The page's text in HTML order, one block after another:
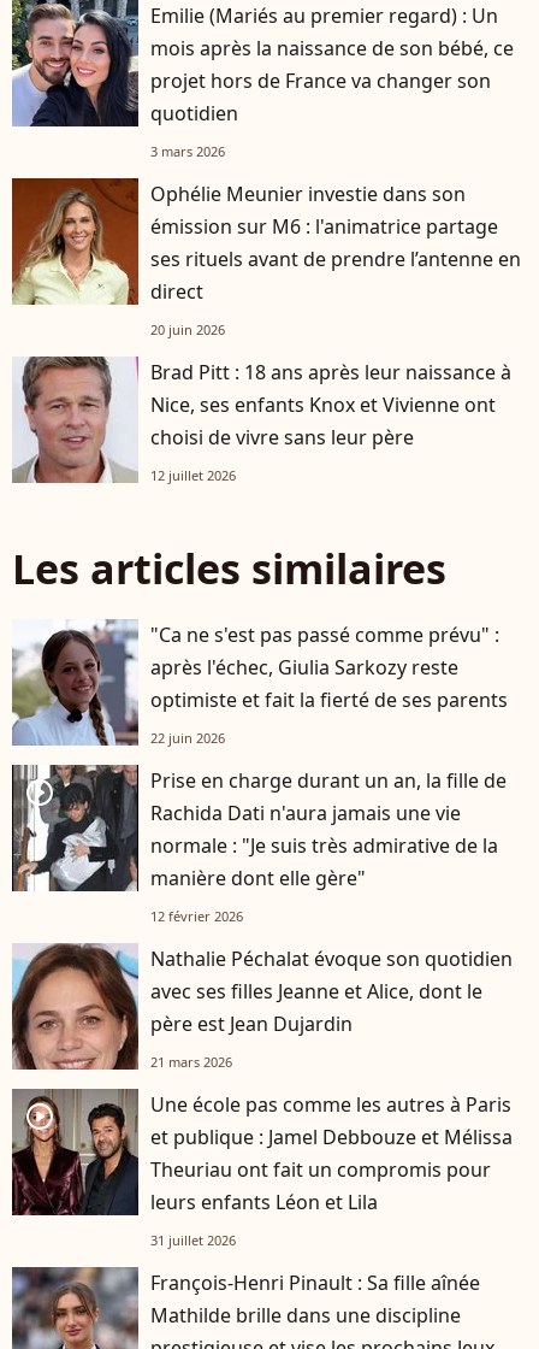
Emilie (Mariés au premier regard) : Un
mois après la naissance de son bébé, ce
projet hors de France va changer son
quotidien
3 mars 2026
Ophélie Meunier investie dans son
émission sur M6 : l'animatrice partage
ses rituels avant de prendre l’antenne en
direct
20 juin 2026
Brad Pitt : 18 ans après leur naissance à
Nice, ses enfants Knox et Vivienne ont
choisi de vivre sans leur père
12 juillet 2026
Les articles similaires
"Ca ne s'est pas passé comme prévu" :
après l'échec, Giulia Sarkozy reste
optimiste et fait la fierté de ses parents
22 juin 2026
player2
Prise en charge durant un an, la fille de
Rachida Dati n'aura jamais une vie
normale : "Je suis très admirative de la
manière dont elle gère"
12 février 2026
Nathalie Péchalat évoque son quotidien
avec ses filles Jeanne et Alice, dont le
père est Jean Dujardin
21 mars 2026
player2
Une école pas comme les autres à Paris
et publique : Jamel Debbouze et Mélissa
Theuriau ont fait un compromis pour
leurs enfants Léon et Lila
31 juillet 2026
François-Henri Pinault : Sa fille aînée
Mathilde brille dans une discipline